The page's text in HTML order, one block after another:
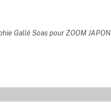
Gallé Soas pour ZOOM JAPON